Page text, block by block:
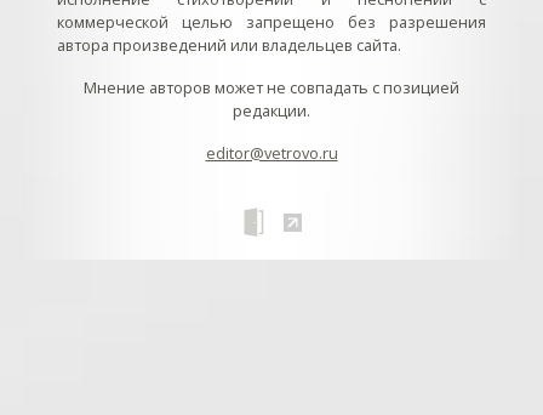
коммерческой целью запрещено без разрешения
автора произведений или владельцев сайта.
Мнение авторов может не совпадать с позицией
редакции.
editor@vetrovo.ru